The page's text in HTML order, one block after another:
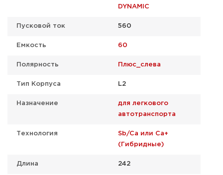
DYNAMIC
Пусковой ток 560
Емкость 60
Полярность Плюс_слева
Тип Корпуса L2
Назначение
для легкового
автотранспорта
Технология
Sb/Ca или Ca+
(Гибридные)
Длина 242